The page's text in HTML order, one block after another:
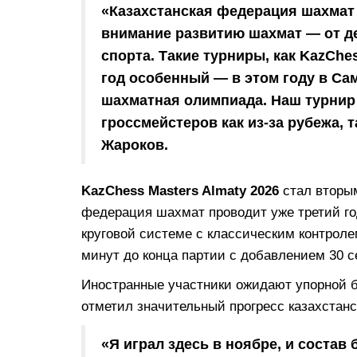
«Казахстанская федерация
внимание развитию шахмат — от
спорта. Такие турниры, как
год особенный — в этом году в
шахматная олимпиада. Наш
гроссмейстеров как из-за рубежа,
Жароков.
KazChess Masters Almaty 2026 стал
федерация шахмат проводит уже третий
круговой системе с классическим
минут до конца партии с добавлением 30
Иностранные участники ожидают упорной
отметил значительный прогресс
«Я играл здесь в ноябре, и